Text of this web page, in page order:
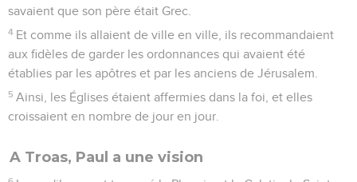
savaient que son père était Grec.
4 Et comme ils allaient de ville en ville, ils recommandaient
aux fidèles de garder les ordonnances qui avaient été
établies par les apôtres et par les anciens de Jérusalem.
5 Ainsi, les Églises étaient affermies dans la foi, et elles
croissaient en nombre de jour en jour.
A Troas, Paul a une vision